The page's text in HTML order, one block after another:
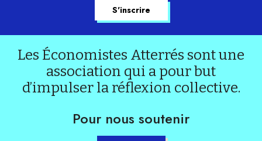
Les Économistes Atterrés sont une
association qui a pour but
d’impulser la réflexion collective.
Pour nous soutenir